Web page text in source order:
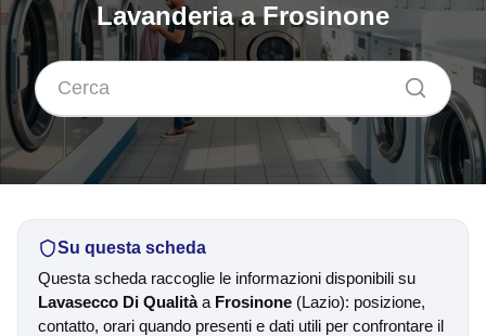
Lavanderia a Frosinone
Su questa scheda
Questa scheda raccoglie le informazioni disponibili su
Lavasecco Di Qualitàa Frosinone (Lazio): posizione,
contatto, orari quando presenti e dati utili per confrontare il